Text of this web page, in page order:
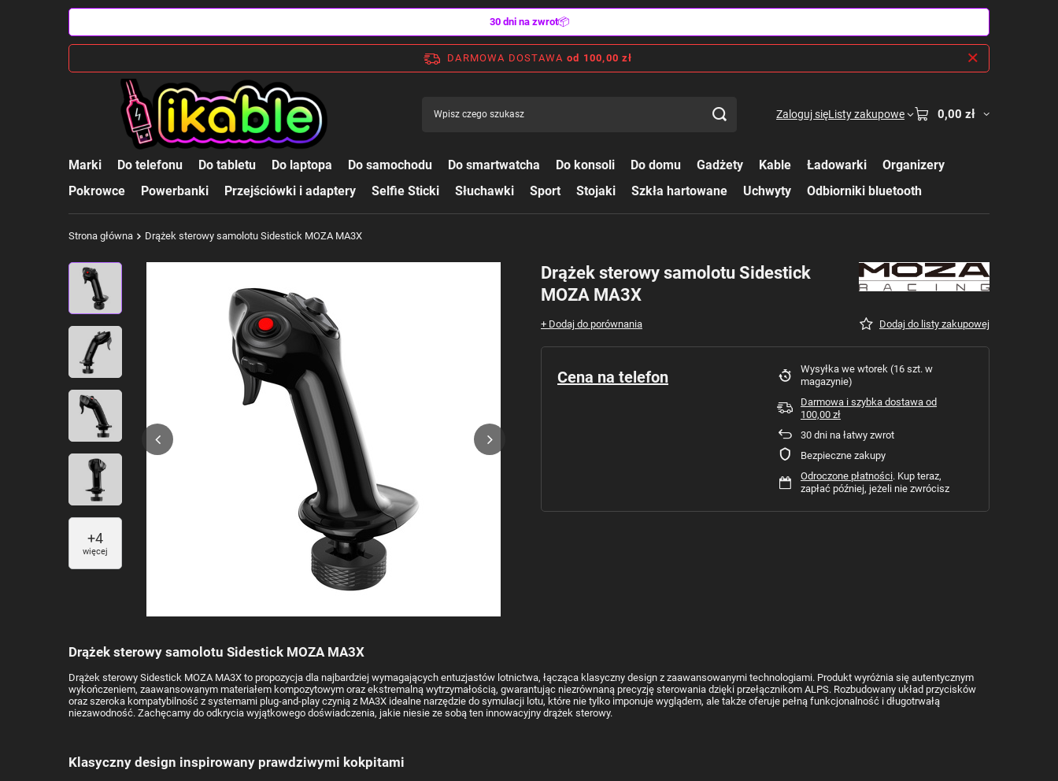
30 dni na zwrot📦
DARMOWA DOSTAWA od 100,00 zł
Zaloguj sięListy zakupowe 0,00 zł
Marki Do telefonu Do tabletu Do laptopa Do samochodu Do smartwatcha Do konsoli Do domu Gadżety Kable Ładowarki
Organizery
Pokrowce
Powerbanki Przejściówki i adaptery Selfie Sticki Słuchawki Sport Stojaki Szkła hartowane Uchwyty Odbiorniki bluetooth
Strona główna Drążek sterowy samolotu Sidestick MOZA MA3X
+4
więcej
Drążek sterowy samolotu Sidestick
MOZA MA3X
+ Dodaj do porównania Dodaj do listy zakupowej
Cena na telefon Wysyłka we wtorek (16 szt. w
magazynie)
Darmowa i szybka dostawa od
100,00 zł
30 dni na łatwy zwrot
Bezpieczne zakupy
Odroczone płatności. Kup teraz,
zapłać później, jeżeli nie zwrócisz
Drążek sterowy samolotu Sidestick MOZA MA3X
Drążek sterowy Sidestick MOZA MA3X to propozycja dla najbardziej wymagających entuzjastów lotnictwa, łącząca klasyczny design z zaawansowanymi technologiami. Produkt wyróżnia się autentycznym
wykończeniem, zaawansowanym materiałem kompozytowym oraz ekstremalną wytrzymałością, gwarantując niezrównaną precyzję sterowania dzięki przełącznikom ALPS. Rozbudowany układ przycisków
oraz szeroka kompatybilność z systemami plug-and-play czynią z MA3X idealne narzędzie do symulacji lotu, które nie tylko imponuje wyglądem, ale także oferuje pełną funkcjonalność i długotrwałą
niezawodność. Zachęcamy do odkrycia wyjątkowego doświadczenia, jakie niesie ze sobą ten innowacyjny drążek sterowy.
Klasyczny design inspirowany prawdziwymi kokpitami